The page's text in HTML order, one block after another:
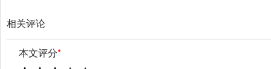
相关评论
本文评分*